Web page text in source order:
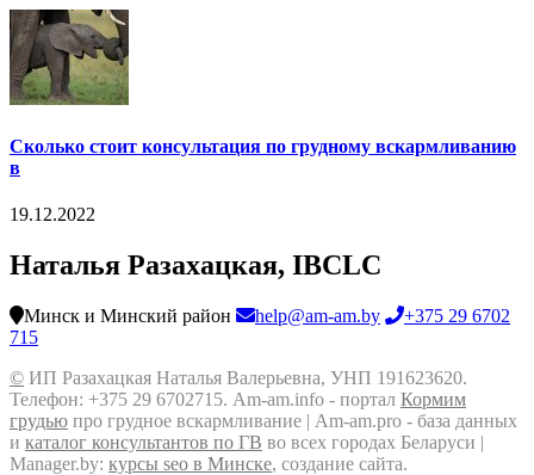
Сколько стоит консультация по грудному вскармливанию
в
19.12.2022
Наталья Разахацкая, IBCLC
Минск и Минский район help@am-am.by
+375 29 6702
715
© ИП Разахацкая Наталья Валерьевна, УНП 191623620.
Телефон: +375 29 6702715. Am-am.info - портал Кормим
грудью про грудное вскармливание | Am-am.pro - база данных
и каталог консультантов по ГВ во всех городах Беларуси |
Manager.by: курсы seo в Минске, создание сайта.